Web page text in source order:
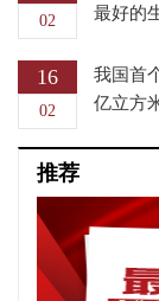
02
最好的
16
02
我国首
亿立方
推荐